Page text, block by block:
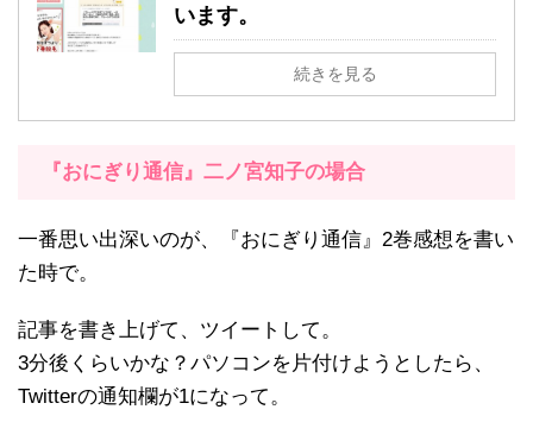
います。
続きを見る
『おにぎり通信』二ノ宮知子の場合
一番思い出深いのが、『おにぎり通信』2巻感想を書い
た時で。
記事を書き上げて、ツイートして。
3分後くらいかな？パソコンを片付けようとしたら、
Twitterの通知欄が1になって。